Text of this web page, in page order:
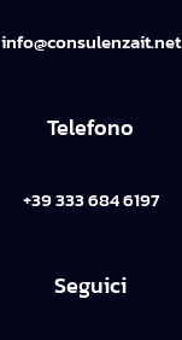
info@consulenzait.net
Telefono
+39 333 684 6197
Seguici